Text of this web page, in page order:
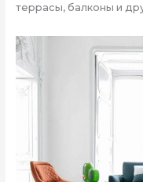
террасы, балконы и